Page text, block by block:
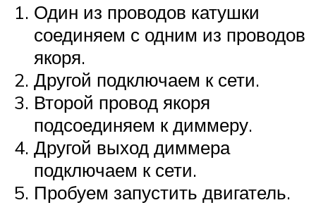
Один из проводов катушки
соединяем с одним из проводов
якоря.
Другой подключаем к сети.
Второй провод якоря
подсоединяем к диммеру.
Другой выход диммера
подключаем к сети.
Пробуем запустить двигатель.